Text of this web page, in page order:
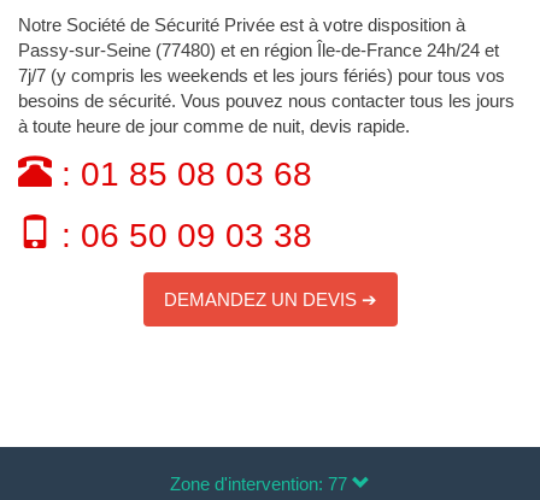
Notre Société de Sécurité Privée est à votre disposition à
Passy-sur-Seine (77480) et en région Île-de-France 24h/24 et
7j/7 (y compris les weekends et les jours fériés) pour tous vos
besoins de sécurité. Vous pouvez nous contacter tous les jours
à toute heure de jour comme de nuit, devis rapide.
: 01 85 08 03 68
: 06 50 09 03 38
DEMANDEZ UN DEVIS ➔
Zone d'intervention: 77